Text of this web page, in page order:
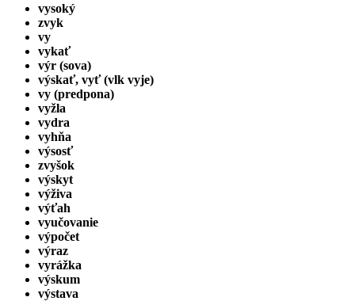
vysoký
zvyk
vy
vykať
výr (sova)
výskať, vyť (vlk vyje)
vy (predpona)
vyžla
vydra
vyhňa
výsosť
zvyšok
výskyt
výživa
výťah
vyučovanie
výpočet
výraz
vyrážka
výskum
výstava